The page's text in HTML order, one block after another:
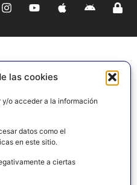
las cookies
o acceder a la información
datos como el
en este sitio.
a ciertas